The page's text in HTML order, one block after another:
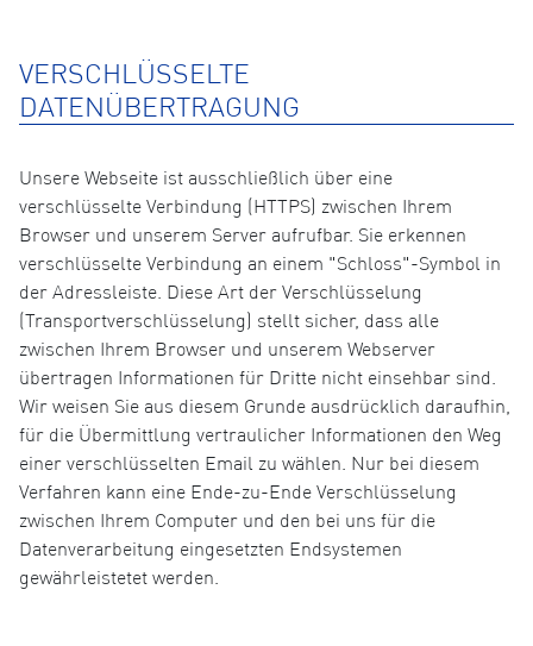
VERSCHLÜSSELTE
DATENÜBERTRAGUNG
Unsere Webseite ist ausschließlich über eine
verschlüsselte Verbindung (HTTPS) zwischen Ihrem
Browser und unserem Server aufrufbar. Sie erkennen
verschlüsselte Verbindung an einem "Schloss"-Symbol in
der Adressleiste. Diese Art der Verschlüsselung
(Transportverschlüsselung) stellt sicher, dass alle
zwischen Ihrem Browser und unserem Webserver
übertragen Informationen für Dritte nicht einsehbar sind.
Wir weisen Sie aus diesem Grunde ausdrücklich daraufhin,
für die Übermittlung vertraulicher Informationen den Weg
einer verschlüsselten Email zu wählen. Nur bei diesem
Verfahren kann eine Ende-zu-Ende Verschlüsselung
zwischen Ihrem Computer und den bei uns für die
Datenverarbeitung eingesetzten Endsystemen
gewährleistetet werden.